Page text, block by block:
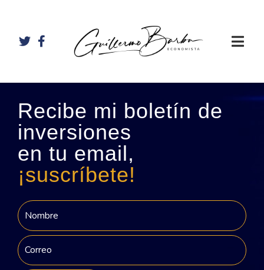
Recibe mi boletín de
inversiones
en tu email,
¡suscríbete!